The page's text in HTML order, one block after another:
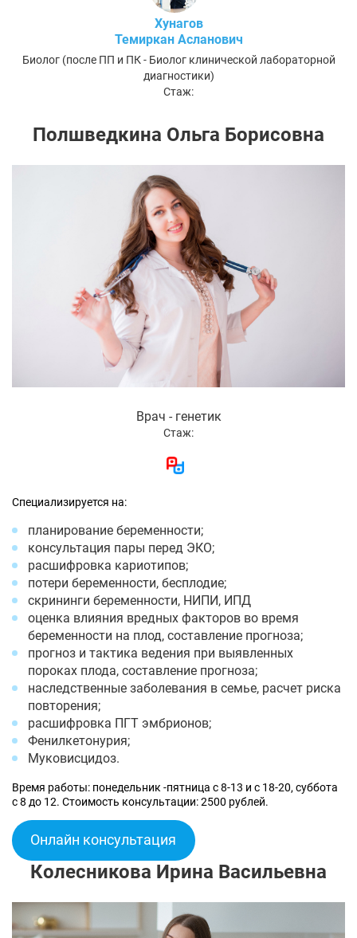
Хунагов
Темиркан Асланович
Биолог (после ПП и ПК - Биолог клинической лабораторной
диагностики)
Стаж:
Полшведкина Ольга Борисовна
Врач - генетик
Стаж:
Специализируется на:
планирование беременности;
консультация пары перед ЭКО;
расшифровка кариотипов;
потери беременности, бесплодие;
скрининги беременности, НИПИ, ИПД
оценка влияния вредных факторов во время
беременности на плод, составление прогноза;
прогноз и тактика ведения при выявленных
пороках плода, составление прогноза;
наследственные заболевания в семье, расчет риска
повторения;
расшифровка ПГТ эмбрионов;
Фенилкетонурия;
Муковисцидоз.
Время работы: понедельник -пятница с 8-13 и с 18-20, суббота
с 8 до 12. Стоимость консультации: 2500 рублей.
Онлайн консультация
Колесникова Ирина Васильевна